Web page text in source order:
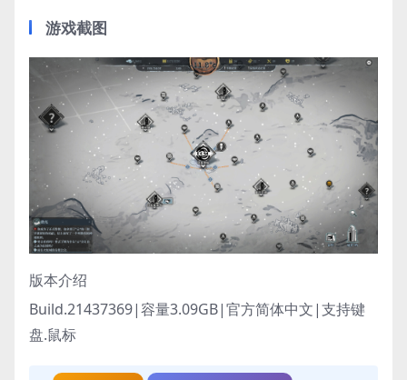
游戏截图
版本介绍
Build.21437369|容量3.09GB|官方简体中文|支持键
盘.鼠标